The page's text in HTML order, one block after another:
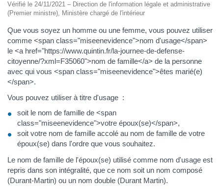
Vérifié le 24/11/2021 – Direction de l'information légale et administrative
(Premier ministre), Ministère chargé de l'intérieur
Que vous soyez un homme ou une femme, vous pouvez utiliser
comme <span class="miseenevidence">nom d'usage</span>
le <a href="https://www.quintin.fr/la-journee-de-defense-
citoyenne/?xml=F35060">nom de famille</a> de la personne
avec qui vous <span class="miseenevidence">êtes marié(e)
</span>.
Vous pouvez utiliser à titre d'usage :
soit le nom de famille de <span
class="miseenevidence">votre époux(se)</span>,
soit votre nom de famille accolé au nom de famille de votre
époux(se) dans l'ordre que vous souhaitez.
Le nom de famille de l'époux(se) utilisé comme nom d'usage est
repris dans son intégralité, que ce nom soit un nom composé
(Durant-Martin) ou un nom double (Durant Martin).